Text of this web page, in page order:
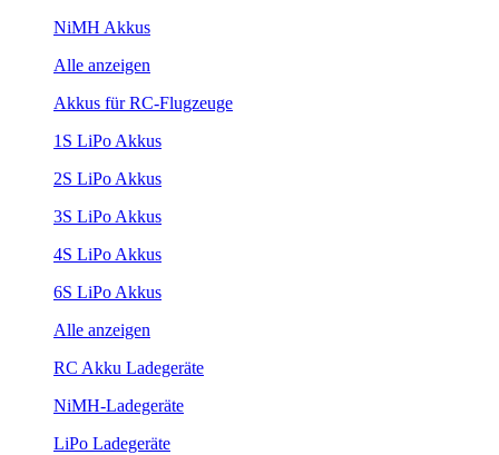
NiMH Akkus
Alle anzeigen
Akkus für RC-Flugzeuge
1S LiPo Akkus
2S LiPo Akkus
3S LiPo Akkus
4S LiPo Akkus
6S LiPo Akkus
Alle anzeigen
RC Akku Ladegeräte
NiMH-Ladegeräte
LiPo Ladegeräte